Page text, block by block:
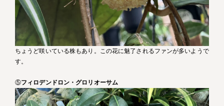
ちょうど咲いている株もあり。この花に魅了されるファンが多いようで
す。
⑤フィロデンドロン・グロリオーサム